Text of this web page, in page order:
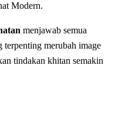
Modern.
menjawab semua
terpenting merubah image
tindakan khitan semakin